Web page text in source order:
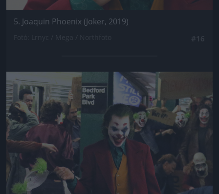
5. Joaquin Phoenix (Joker, 2019)
Jön még kép!